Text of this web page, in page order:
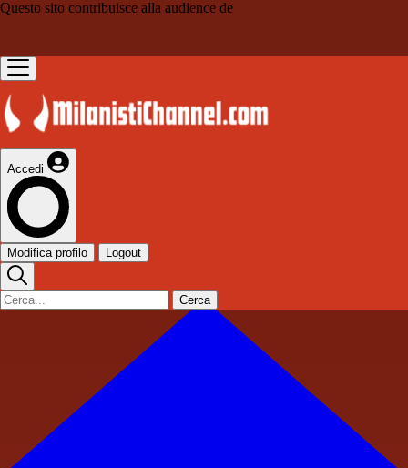
Questo sito contribuisce alla audience de
Accedi
Modifica profilo Logout
Cerca